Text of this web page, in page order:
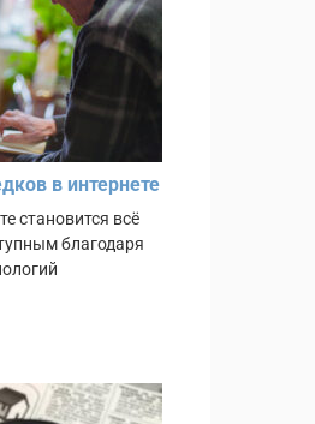
в интернете
становится всё
благодаря